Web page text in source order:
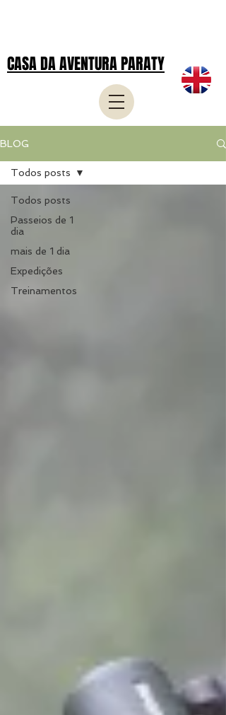
CASA DA AVENTURA PARATY
BLOG
Todos posts
Passeios de 1
dia
mais de 1 dia
Expedições
Treinamentos
Todos posts